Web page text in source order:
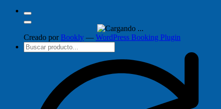
Creado por Bookly — WordPress Booking Plugin